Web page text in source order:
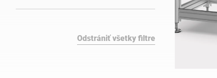
Odstrániť všetky filtre